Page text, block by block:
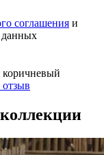
соглашения и
данных